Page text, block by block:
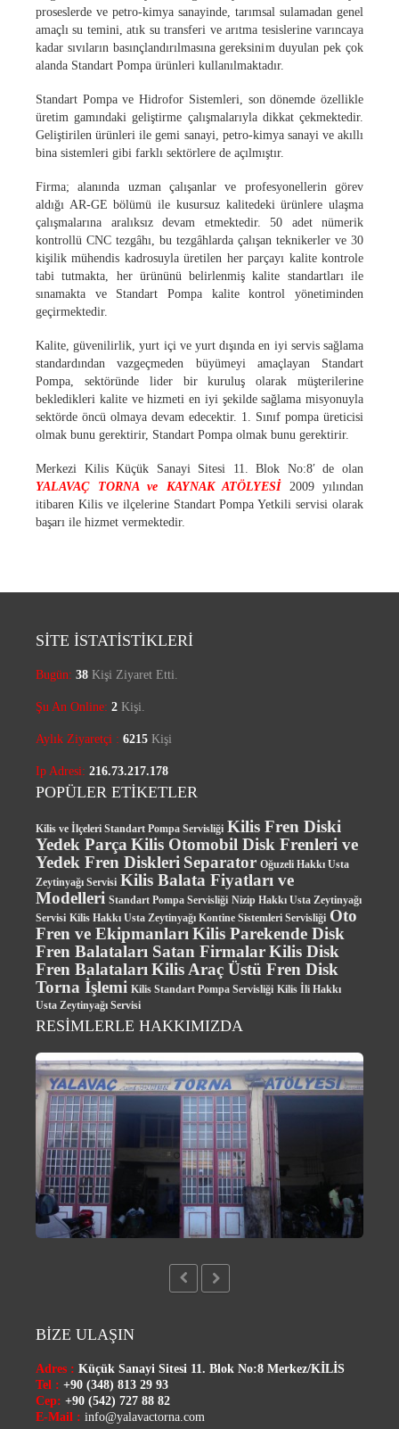
proseslerde ve petro-kimya sanayinde, tarımsal sulamadan genel
amaçlı su temini, atık su transferi ve arıtma tesislerine varıncaya
kadar sıvıların basınçlandırılmasına gereksinim duyulan pek çok
alanda Standart Pompa ürünleri kullanılmaktadır.
Standart Pompa ve Hidrofor Sistemleri, son dönemde özellikle
üretim gamındaki geliştirme çalışmalarıyla dikkat çekmektedir.
Geliştirilen ürünleri ile gemi sanayi, petro-kimya sanayi ve akıllı
bina sistemleri gibi farklı sektörlere de açılmıştır.
Firma; alanında uzman çalışanlar ve profesyonellerin görev
aldığı AR-GE bölümü ile kusursuz kalitedeki ürünlere ulaşma
çalışmalarına aralıksız devam etmektedir. 50 adet nümerik
kontrollü CNC tezgâhı, bu tezgâhlarda çalışan teknikerler ve 30
kişilik mühendis kadrosuyla üretilen her parçayı kalite kontrole
tabi tutmakta, her ürününü belirlenmiş kalite standartları ile
sınamakta ve Standart Pompa kalite kontrol yönetiminden
geçirmektedir.
Kalite, güvenilirlik, yurt içi ve yurt dışında en iyi servis sağlama
standardından vazgeçmeden büyümeyi amaçlayan Standart
Pompa, sektöründe lider bir kuruluş olarak müşterilerine
bekledikleri kalite ve hizmeti en iyi şekilde sağlama misyonuyla
sektörde öncü olmaya devam edecektir. 1. Sınıf pompa üreticisi
olmak bunu gerektirir, Standart Pompa olmak bunu gerektirir.
Merkezi Kilis Küçük Sanayi Sitesi 11. Blok No:8′ de olan
YALAVAÇ TORNA ve KAYNAK ATÖLYESİ 2009 yılından
itibaren Kilis ve ilçelerine Standart Pompa Yetkili servisi olarak
başarı ile hizmet vermektedir.
SİTE İSTATİSTİKLERİ
Bugün: 38 Kişi Ziyaret Etti.
Şu An Online: 2 Kişi.
Aylık Ziyaretçi : 6215 Kişi
Ip Adresi: 216.73.217.178
POPÜLER ETİKETLER
Kilis ve İlçeleri Standart Pompa Servisliği Kilis Fren Diski
Yedek ParçaKilis Otomobil Disk Frenleri ve
Yedek Fren Diskleri Separator Oğuzeli Hakkı Usta
Zeytinyağı Servisi Kilis Balata Fiyatları ve
Modelleri Standart Pompa Servisliği Nizip Hakkı Usta Zeytinyağı
Servisi Kilis Hakkı Usta Zeytinyağı Kontine Sistemleri Servisliği Oto
Fren ve EkipmanlarıKilis Parekende Disk
Fren Balataları Satan FirmalarKilis Disk
Fren BalatalarıKilis Araç Üstü Fren Disk
Torna İşlemi Kilis Standart Pompa Servisliği Kilis İli Hakkı
Usta Zeytinyağı Servisi
RESİMLERLE HAKKIMIZDA
BİZE ULAŞIN
Adres : Küçük Sanayi Sitesi 11. Blok No:8 Merkez/KİLİS
Tel : +90 (348) 813 29 93
Cep: +90 (542) 727 88 82
E-Mail : info@yalavactorna.com